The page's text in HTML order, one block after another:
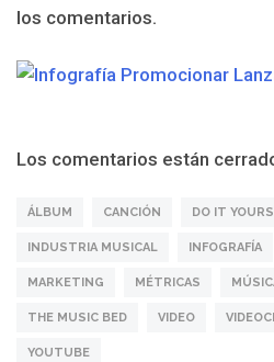
los comentarios.
Los comentarios están
ÁLBUM CANCIÓN DO IT
INDUSTRIA MUSICAL INFOGRAFÍA
MARKETING MÉTRICAS
THE MUSIC BED VIDEO
YOUTUBE